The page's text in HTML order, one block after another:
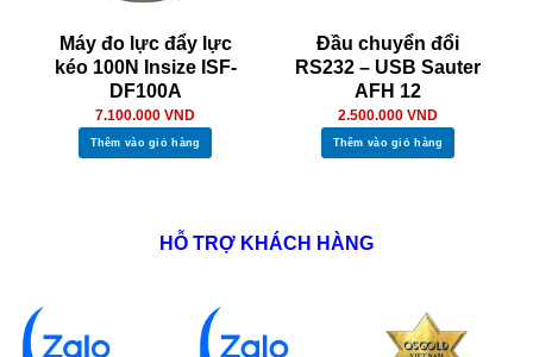
Máy đo lực đẩy lực
kéo 100N Insize ISF-
DF100A
7.100.000 VND
Thêm vào giỏ hàng
Đầu chuyển đổi
RS232 – USB Sauter
AFH 12
2.500.000 VND
Thêm vào giỏ hàng
HỖ TRỢ KHÁCH HÀNG